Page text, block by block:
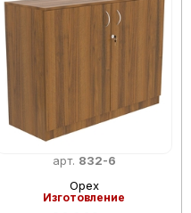
арт. 832-6
Орех
Изготовление